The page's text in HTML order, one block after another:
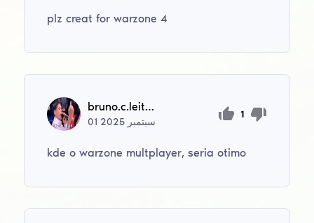
plz creat for warzone 4
bruno.c.leite56
01 سبتمبر
1
kde o warzone multplayer, seria otimo